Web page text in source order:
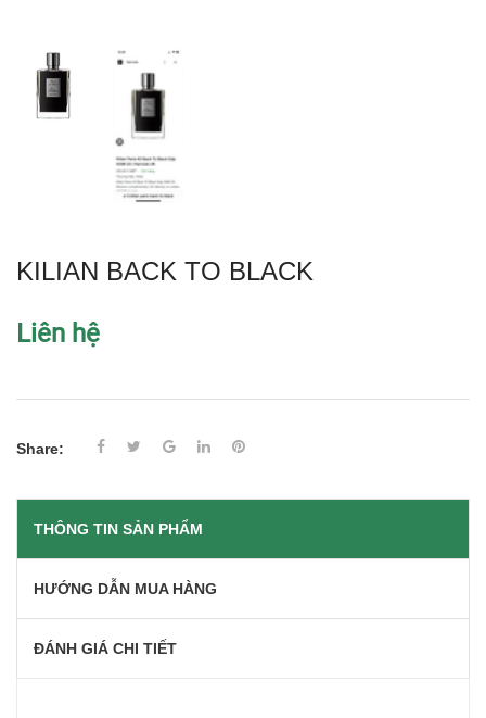
KILIAN BACK TO BLACK
Liên hệ
Share:
THÔNG TIN SẢN PHẨM
HƯỚNG DẪN MUA HÀNG
ĐÁNH GIÁ CHI TIẾT